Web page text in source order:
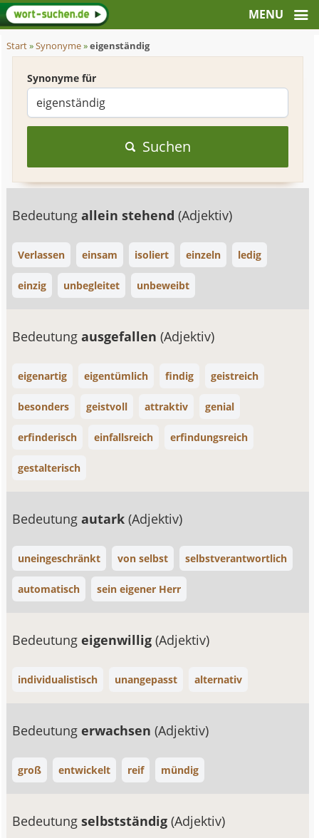
Start»Synonyme»eigenständig
Synonyme für
Suchen
Bedeutungallein stehend(Adjektiv)
Verlassen einsam isoliert einzeln ledig
einzig unbegleitet unbeweibt
Bedeutungausgefallen(Adjektiv)
eigenartig eigentümlich findig geistreich
besonders geistvoll attraktiv genial
erfinderisch einfallsreich erfindungsreich
gestalterisch
Bedeutungautark(Adjektiv)
uneingeschränkt von selbst selbstverantwortlich
automatisch sein eigener Herr
Bedeutungeigenwillig(Adjektiv)
individualistisch unangepasst alternativ
Bedeutungerwachsen(Adjektiv)
groß entwickelt reif mündig
Bedeutungselbstständig(Adjektiv)